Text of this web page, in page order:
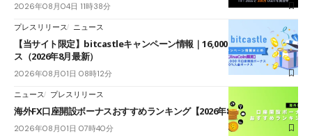
2026年08月04日 11時38分
プレスリリース ニュース
【当サイト限定】bitcastleキャンペーン情報｜16,000円口座開設ボーナ
ス（2026年8月最新）
2026年08月01日 08時12分
ニュース プレスリリース
海外FX口座開設ボーナスおすすめランキング【2026年8月最新】
2026年08月01日 07時40分